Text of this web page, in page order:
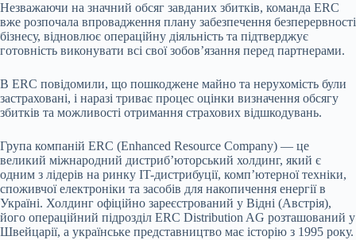
Незважаючи на значний обсяг завданих збитків, команда ERC
вже розпочала впровадження плану забезпечення безперервності
бізнесу, відновлює операційну діяльність та підтверджує
готовність виконувати всі свої зобов’язання перед партнерами.
В ERC повідомили, що пошкоджене майно та нерухомість були
застраховані, і наразі триває процес оцінки визначення обсягу
збитків та можливості отримання страхових відшкодувань.
Група компаній ERC (Enhanced Resource Company) — це
великий міжнародний дистриб’юторський холдинг, який є
одним з лідерів на ринку IT-дистрибуції, комп’ютерної техніки,
споживчої електроніки та засобів для накопичення енергії в
Україні. Холдинг офіційно зареєстрований у Відні (Австрія),
його операційний підрозділ ERC Distribution AG розташований у
Швейцарії, а українське представництво має історію з 1995 року.